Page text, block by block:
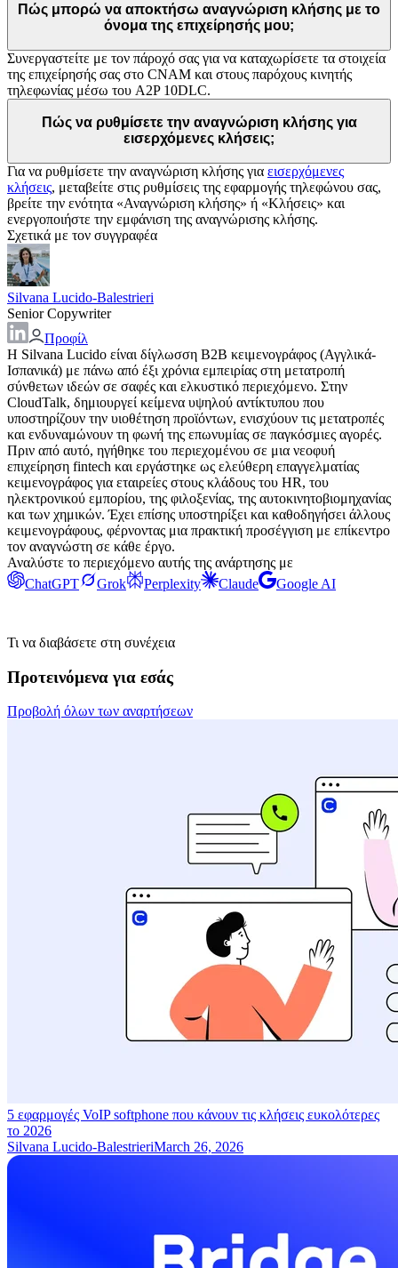
Πώς μπορώ να αποκτήσω αναγνώριση κλήσης με το
όνομα της επιχείρησής μου;
Συνεργαστείτε με τον πάροχό σας για να καταχωρίσετε τα στοιχεία
της επιχείρησής σας στο CNAM και στους παρόχους κινητής
τηλεφωνίας μέσω του A2P 10DLC.
Πώς να ρυθμίσετε την αναγνώριση κλήσης για
εισερχόμενες κλήσεις;
Για να ρυθμίσετε την αναγνώριση κλήσης για εισερχόμενες
κλήσεις, μεταβείτε στις ρυθμίσεις της εφαρμογής τηλεφώνου σας,
βρείτε την ενότητα «Αναγνώριση κλήσης» ή «Κλήσεις» και
ενεργοποιήστε την εμφάνιση της αναγνώρισης κλήσης.
Σχετικά με τον συγγραφέα
Silvana Lucido-Balestrieri
Senior Copywriter
Προφίλ
Η Silvana Lucido είναι δίγλωσση B2B κειμενογράφος (Αγγλικά-
Ισπανικά) με πάνω από έξι χρόνια εμπειρίας στη μετατροπή
σύνθετων ιδεών σε σαφές και ελκυστικό περιεχόμενο. Στην
CloudTalk, δημιουργεί κείμενα υψηλού αντίκτυπου που
υποστηρίζουν την υιοθέτηση προϊόντων, ενισχύουν τις μετατροπές
και ενδυναμώνουν τη φωνή της επωνυμίας σε παγκόσμιες αγορές.
Πριν από αυτό, ηγήθηκε του περιεχομένου σε μια νεοφυή
επιχείρηση fintech και εργάστηκε ως ελεύθερη επαγγελματίας
κειμενογράφος για εταιρείες στους κλάδους του HR, του
ηλεκτρονικού εμπορίου, της φιλοξενίας, της αυτοκινητοβιομηχανίας
και των χημικών. Έχει επίσης υποστηρίξει και καθοδηγήσει άλλους
κειμενογράφους, φέρνοντας μια πρακτική προσέγγιση με επίκεντρο
τον αναγνώστη σε κάθε έργο.
Αναλύστε το περιεχόμενο αυτής της ανάρτησης με
ChatGPT
Grok Perplexity Claude Google AI
Τι να διαβάσετε στη συνέχεια
Προτεινόμενα για εσάς
Προβολή όλων των αναρτήσεων
5 εφαρμογές VoIP softphone που κάνουν τις κλήσεις ευκολότερες
το 2026
Silvana Lucido-BalestrieriMarch 26, 2026